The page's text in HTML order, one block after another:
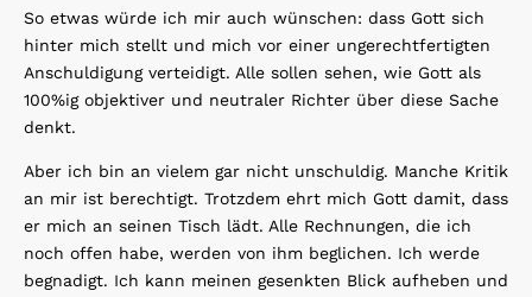
So etwas würde ich mir auch wünschen: dass Gott sich
hinter mich stellt und mich vor einer ungerechtfertigten
Anschuldigung verteidigt. Alle sollen sehen, wie Gott als
100%ig objektiver und neutraler Richter über diese Sache
denkt.
Aber ich bin an vielem gar nicht unschuldig. Manche Kritik
an mir ist berechtigt. Trotzdem ehrt mich Gott damit, dass
er mich an seinen Tisch lädt. Alle Rechnungen, die ich
noch offen habe, werden von ihm beglichen. Ich werde
begnadigt. Ich kann meinen gesenkten Blick aufheben und